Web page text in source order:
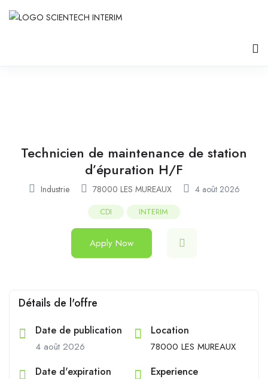
Technicien de maintenance de station
d’épuration H/F
Industrie 78000 LES MUREAUX 4 août 2026
CDI INTERIM
Apply Now
Détails de l'offre
Date de publication
4 août 2026
Location
78000 LES MUREAUX
Date d'expiration Experience